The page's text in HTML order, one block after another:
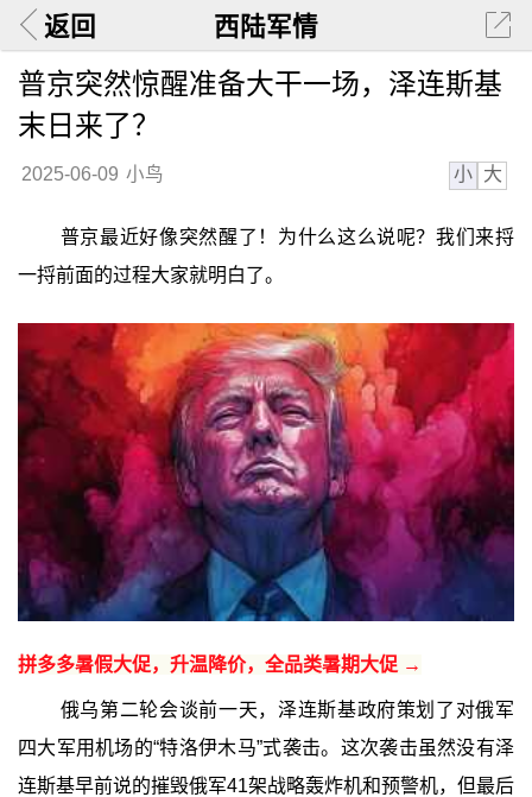
返回 西陆军情
普京突然惊醒准备大干一场，泽连斯基
末日来了？
2025-06-09 小鸟 小 大
普京最近好像突然醒了！为什么这么说呢？我们来捋
一捋前面的过程大家就明白了。
拼多多暑假大促，升温降价，全品类暑期大促 →
俄乌第二轮会谈前一天，泽连斯基政府策划了对俄军
四大军用机场的“特洛伊木马”式袭击。这次袭击虽然没有泽
连斯基早前说的摧毁俄军41架战略轰炸机和预警机，但最后